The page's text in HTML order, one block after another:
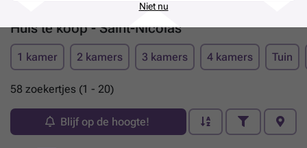
Huis te koop - Saint-Nicolas
1 kamer 2 kamers 3 kamers 4 kamers Tuin
58 zoekertjes (1 - 20)
Blijf op de hoogte!
Niet nu